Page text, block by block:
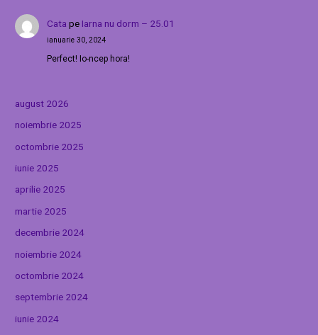
Cata pe Iarna nu dorm – 25.01
ianuarie 30, 2024
Perfect! Io-ncep hora!
august 2026
noiembrie 2025
octombrie 2025
iunie 2025
aprilie 2025
martie 2025
decembrie 2024
noiembrie 2024
octombrie 2024
septembrie 2024
iunie 2024